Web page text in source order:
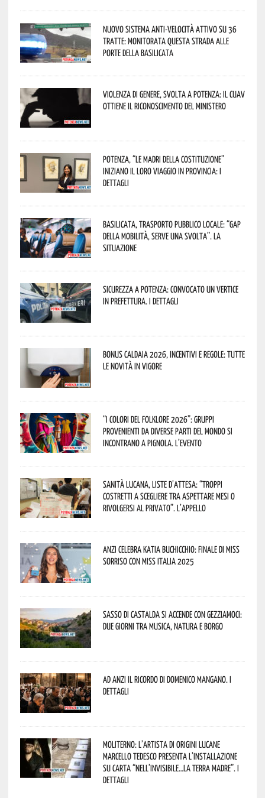
Nuovo sistema anti-velocità attivo su 36
tratte: monitorata questa strada alle
porte della Basilicata
Violenza di genere, svolta a Potenza: il CUAV
ottiene il riconoscimento del Ministero
Potenza, “Le Madri della Costituzione”
iniziano il loro viaggio in provincia: i
dettagli
Basilicata, trasporto pubblico locale: “Gap
della mobilità, serve una svolta”. La
situazione
Sicurezza a Potenza: convocato un vertice
in Prefettura. I dettagli
Bonus caldaia 2026, incentivi e regole: tutte
le novità in vigore
“I Colori del Folklore 2026”: gruppi
provenienti da diverse parti del mondo si
incontrano a Pignola. L’evento
Sanità lucana, liste d’attesa: “Troppi
costretti a scegliere tra aspettare mesi o
rivolgersi al privato”. L’appello
Anzi celebra Katia Buchicchio: finale di Miss
Sorriso con Miss Italia 2025
Sasso di Castalda si accende con Gezziamoci:
due giorni tra musica, natura e borgo
Ad Anzi il ricordo di Domenico Mangano. I
dettagli
Moliterno: l’artista di origini lucane
Marcello Tedesco presenta l’installazione
su carta “Nell’invisibile…la terra madre”. I
dettagli